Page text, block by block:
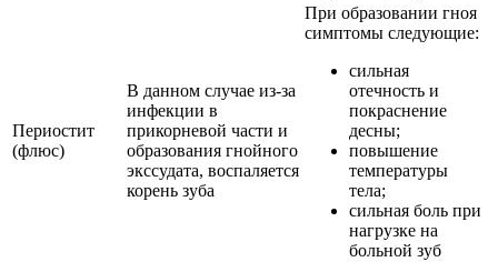
Периостит
(флюс)
В данном случае из-за
инфекции в
прикорневой части и
образования гнойного
экссудата, воспаляется
корень зуба
При образовании гноя
симптомы следующие:
сильная
отечность и
покраснение
десны;
повышение
температуры
тела;
сильная боль при
нагрузке на
больной зуб